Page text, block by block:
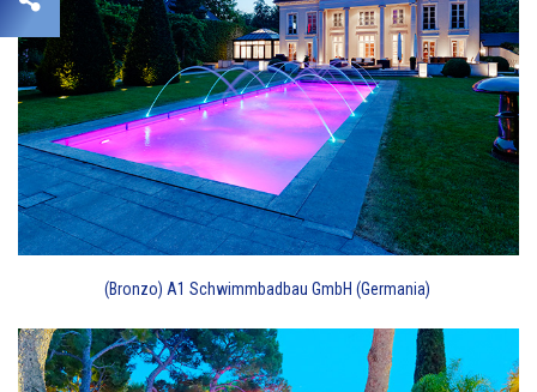
(Bronzo) A1 Schwimmbadbau GmbH (Germania)